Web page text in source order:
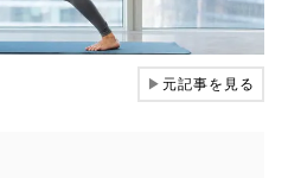
▶元記事を見る